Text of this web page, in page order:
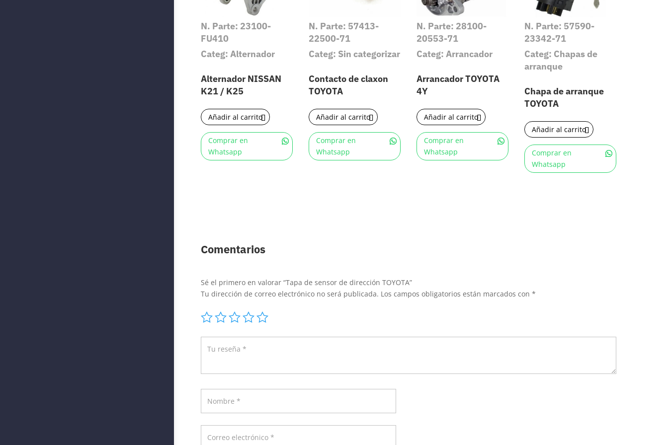
N. Parte: 23100-
FU410
Categ: Alternador
Alternador NISSAN
K21 / K25
Añadir al carrito
Comprar en
Whatsapp
N. Parte: 57413-
22500-71
Categ: Sin categorizar
Contacto de claxon
TOYOTA
Añadir al carrito
Comprar en
Whatsapp
N. Parte: 28100-
20553-71
Categ: Arrancador
Arrancador TOYOTA
4Y
Añadir al carrito
Comprar en
Whatsapp
N. Parte: 57590-
23342-71
Categ: Chapas de
arranque
Chapa de arranque
TOYOTA
Añadir al carrito
Comprar en
Whatsapp
Comentarios
Sé el primero en valorar “Tapa de sensor de dirección TOYOTA”
Tu dirección de correo electrónico no será publicada. Los campos obligatorios están marcados con*